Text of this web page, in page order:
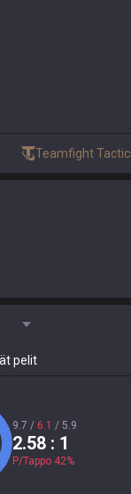
Teamfight
pelit
9.7 / 6.1 / 5.9
2.58 : 1
P/Tappo 42%